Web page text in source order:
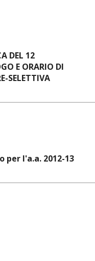
DEL 12
E ORARIO DI
SELETTIVA
l'a.a. 2012-13